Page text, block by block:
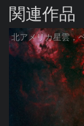
関連作品